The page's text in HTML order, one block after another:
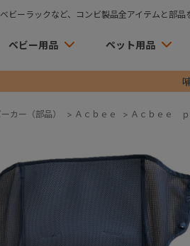
ビーラックなど、コンビ製品全アイテムと部品
ベビー用品 ペット用品
カー（部品） > Ａｃｂｅｅ > Ａｃｂｅｅ